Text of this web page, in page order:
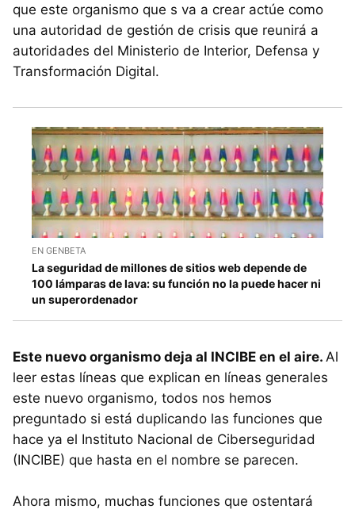
que este organismo que s va a crear actúe como
una autoridad de gestión de crisis que reunirá a
autoridades del Ministerio de Interior, Defensa y
Transformación Digital.
EN GENBETA
La seguridad de millones de sitios web depende de
100 lámparas de lava: su función no la puede hacer ni
un superordenador
Este nuevo organismo deja al INCIBE en el aire. Al
leer estas líneas que explican en líneas generales
este nuevo organismo, todos nos hemos
preguntado si está duplicando las funciones que
hace ya el Instituto Nacional de Ciberseguridad
(INCIBE) que hasta en el nombre se parecen.
Ahora mismo, muchas funciones que ostentará